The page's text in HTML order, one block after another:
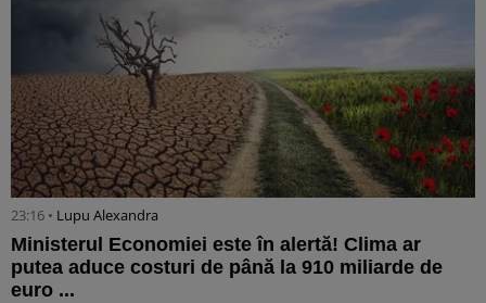
23:16 • Lupu Alexandra
Ministerul Economiei este în alertă! Clima ar
putea aduce costuri de până la 910 miliarde de
euro ...